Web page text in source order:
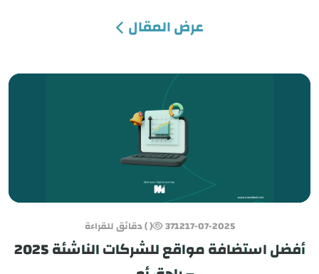
عرض المقال
17-07-2025
3712 ( ) دقائق للقراءة
أفضل استضافة مواقع للشركات الناشئة 2025